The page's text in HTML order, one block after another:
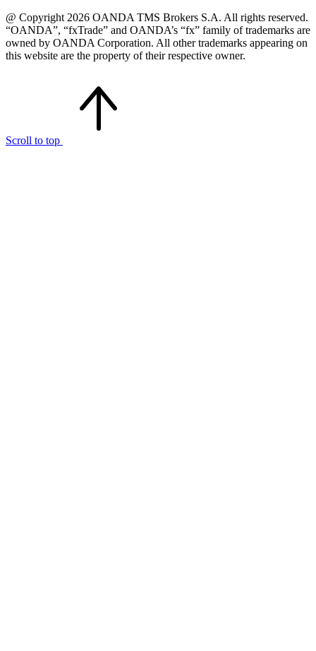
@ Copyright 2026 OANDA TMS Brokers S.A. All rights reserved.
“OANDA”, “fxTrade” and OANDA’s “fx” family of trademarks are
owned by OANDA Corporation. All other trademarks appearing on
this website are the property of their respective owner.
Scroll to top